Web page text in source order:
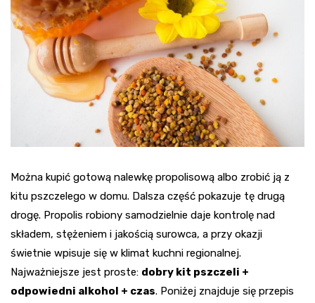
Można kupić gotową nalewkę propolisową albo zrobić ją z
kitu pszczelego w domu. Dalsza część pokazuje tę drugą
drogę. Propolis robiony samodzielnie daje kontrolę nad
składem, stężeniem i jakością surowca, a przy okazji
świetnie wpisuje się w klimat kuchni regionalnej.
Najważniejsze jest proste: dobry kit pszczeli +
odpowiedni alkohol + czas. Poniżej znajduje się przepis